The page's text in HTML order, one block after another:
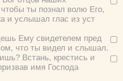
ты познал волю Его,
и услышал глас из уст
Ему свидетелем пред
что ты видел и слышал.
Встань, крестись и
имя Господа